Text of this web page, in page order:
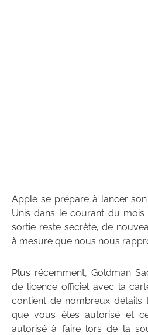
Apple se prépare à lancer
Unis dans le courant du
sortie reste secrète, de
à mesure que nous nous
Plus récemment, Goldman
de licence officiel avec la
contient de nombreux détails
que vous êtes autorisé et
autorisé à faire lors de la